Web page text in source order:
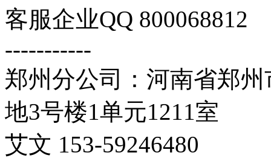
客服企业QQ 800068812
-----------
郑州分公司：河南省郑
地3号楼1单元1211室
艾文 153-59246480